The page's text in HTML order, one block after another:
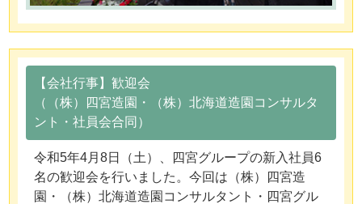
【会社行事】歓迎会
（（株）四宮造園・（株）北海道造園コンサルタ
ント・社員会合同）
令和5年4月8日（土）、四宮グループの新入社員6
名の歓迎会を行いました。今回は（株）四宮造
園・（株）北海道造園コンサルタント・四宮グル